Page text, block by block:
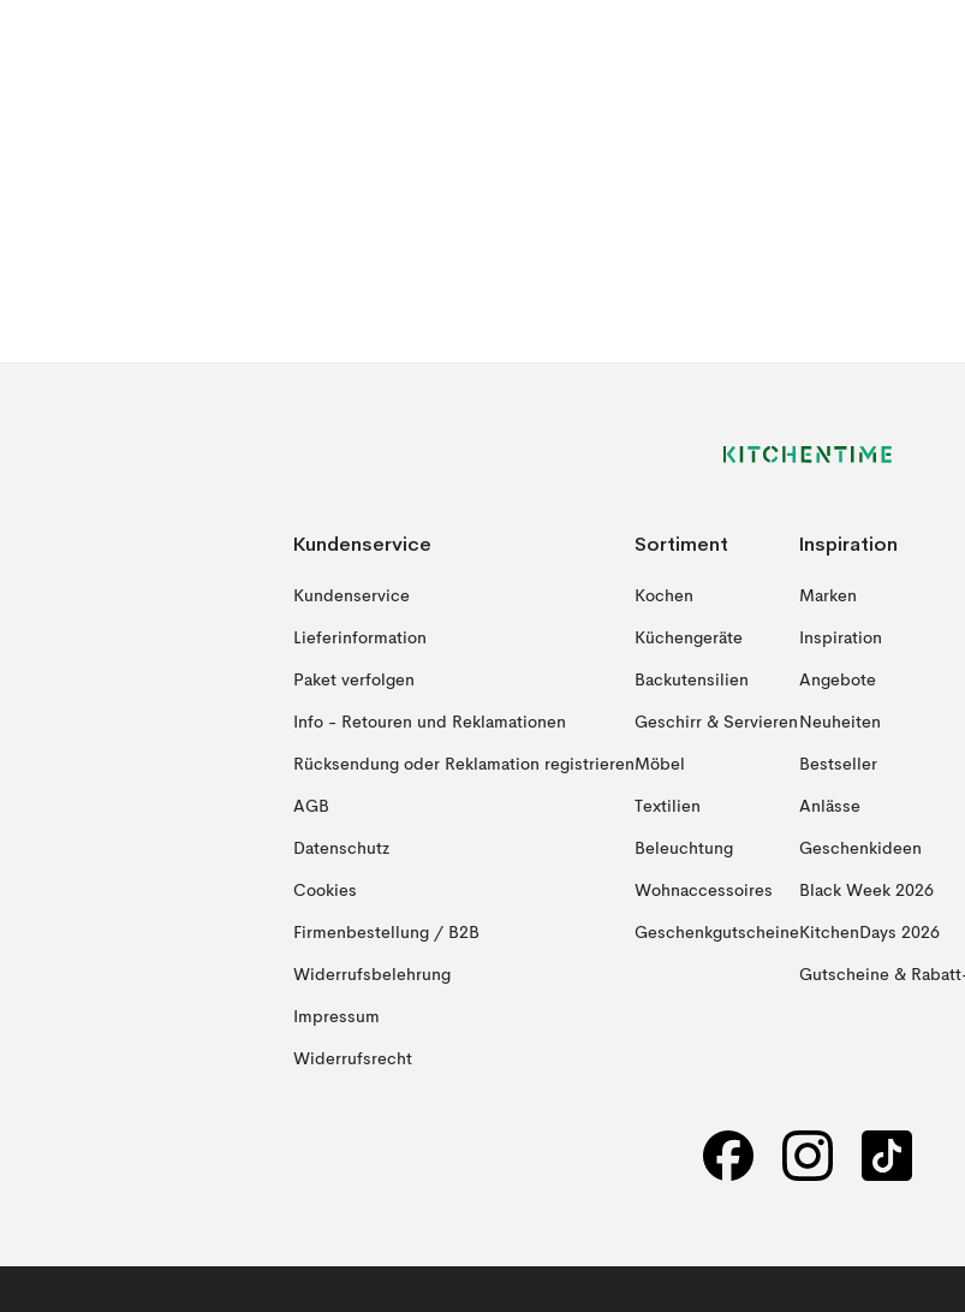
Kundenservice
Kundenservice
Lieferinformation
Paket verfolgen
Info - Retouren und Reklamationen
Rücksendung oder Reklamation registrieren
AGB
Datenschutz
Cookies
Firmenbestellung / B2B
Widerrufsbelehrung
Impressum
Widerrufsrecht
Sortiment
Kochen
Küchengeräte
Backutensilien
Geschirr & Servieren
Möbel
Textilien
Beleuchtung
Wohnaccessoires
Geschenkgutscheine
Inspiration
Marken
Inspiration
Angebote
Neuheiten
Bestseller
Anlässe
Geschenkideen
Black Week 2026
KitchenDays 2026
Gutscheine &